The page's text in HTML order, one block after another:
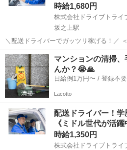
時給1,680円
株式会社ドライブトライ
坂之上駅
＼配送ドライバーでガッツリ稼げる！／ ＜お仕事内容＞ 7tトラックに
よる貨物集配業務（トラック運転および付帯業務） ■車
大型＋作業 ■商品：その他 ■配送先：ヤ
配送件数：3...
鹿児島 鹿児島市 デリ
マンションの清掃
んか？😭🙏
日給例1万円
Lacotto
配送ドライバー！
《ミドル世代が活躍
時給1,350円
株式会社ドライブトライ